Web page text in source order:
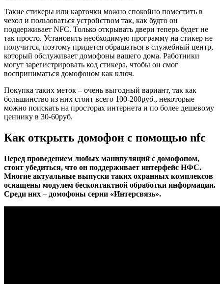
Такие стикеры или карточки можно спокойно поместить в
чехол и пользоваться устройством так, как будто он
поддерживает NFC. Только открывать двери теперь будет не
так просто. Установить необходимую программу на стикер не
получится, поэтому придется обращаться в служебный центр,
который обслуживает домофоны вашего дома. Работники
могут зарегистрировать код стикера, чтобы он смог
восприниматься домофоном как ключ.
Покупка таких меток – очень выгодный вариант, так как
большинство из них стоит всего 100-200руб., некоторые
можно поискать на просторах интернета и по более дешевому
ценнику в 30-60руб.
Как открыть домофон с помощью nfc
Перед проведением любых манипуляций с домофоном,
стоит убедиться, что он поддерживает интерфейс НФС.
Многие актуальные выпуски таких охранных комплексов
оснащены модулем бесконтактной обработки информации.
Среди них – домофоны серии «Интерсвязь».